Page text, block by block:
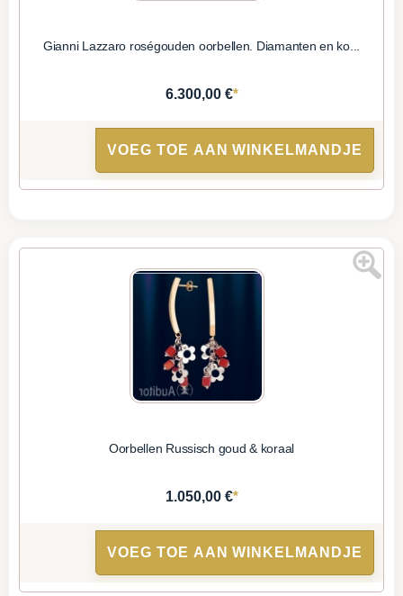
Gianni Lazzaro roségouden oorbellen. Diamanten en ko...
6.300,00 €*
VOEG TOE AAN WINKELMANDJE
Oorbellen Russisch goud & koraal
1.050,00 €*
VOEG TOE AAN WINKELMANDJE